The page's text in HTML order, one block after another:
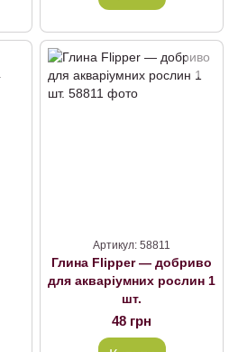
Артикул: 58811
Глина Flipper — добриво
для акваріумних рослин 1
шт.
48 грн